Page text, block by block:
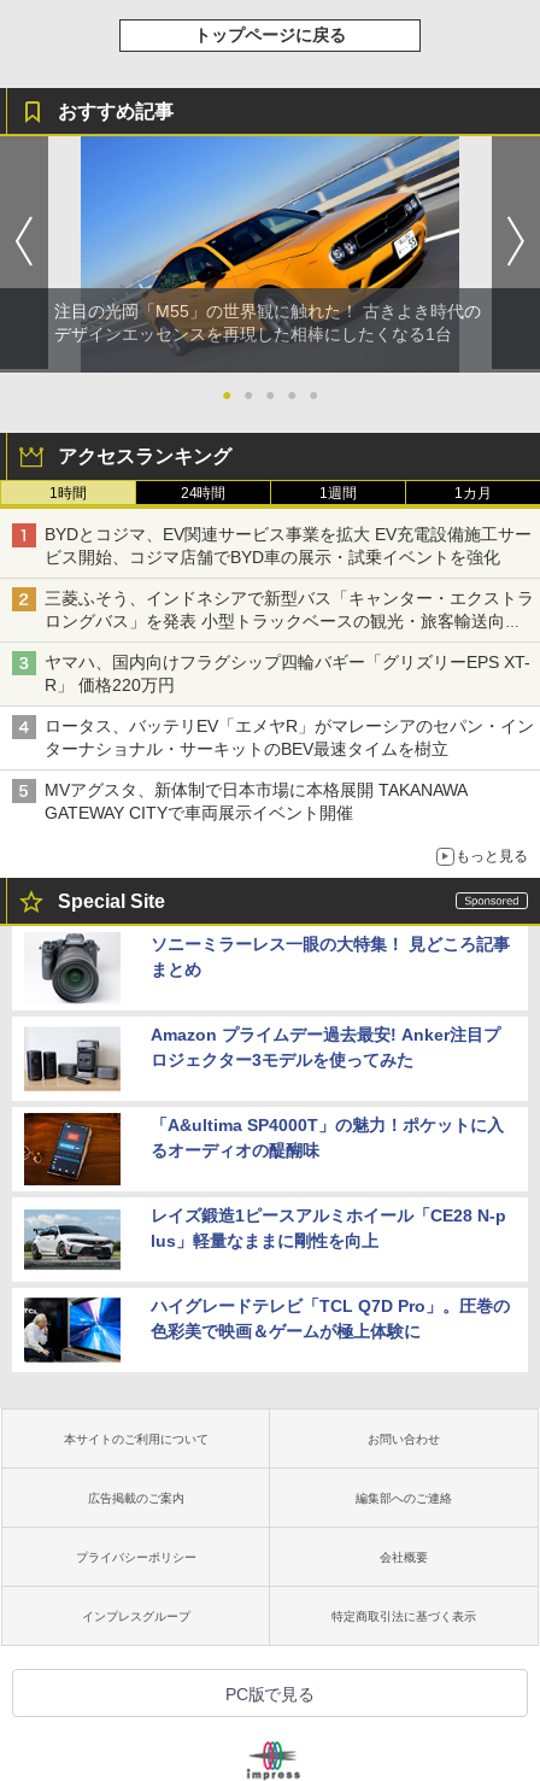
トップページに戻る
おすすめ記事
注目の光岡「M55」の世界観に触れた！ 古きよき時代の
デザインエッセンスを再現した相棒にしたくなる1台
● ● ● ● ●
アクセスランキング
1時間 24時間 1週間 1カ月
BYDとコジマ、EV関連サービス事業を拡大 EV充電設備施工サー
ビス開始、コジマ店舗でBYD車の展示・試乗イベントを強化
三菱ふそう、インドネシアで新型バス「キャンター・エクストラ
ロングバス」を発表 小型トラックベースの観光・旅客輸送向け
バス
ヤマハ、国内向けフラグシップ四輪バギー「グリズリーEPS XT-
R」 価格220万円
ロータス、バッテリEV「エメヤR」がマレーシアのセパン・イン
ターナショナル・サーキットのBEV最速タイムを樹立
MVアグスタ、新体制で日本市場に本格展開 TAKANAWA
GATEWAY CITYで車両展示イベント開催
もっと見る
Special Site
ソニーミラーレス一眼の大特集！ 見どころ記事
まとめ
Amazon プライムデー過去最安! Anker注目プ
ロジェクター3モデルを使ってみた
「A&ultima SP4000T」の魅力！ポケットに入
るオーディオの醍醐味
レイズ鍛造1ピースアルミホイール「CE28 N-p
lus」軽量なままに剛性を向上
ハイグレードテレビ「TCL Q7D Pro」。圧巻の
色彩美で映画＆ゲームが極上体験に
本サイトのご利用について お問い合わせ
広告掲載のご案内 編集部へのご連絡
プライバシーポリシー 会社概要
インプレスグループ 特定商取引法に基づく表示
PC版で見る